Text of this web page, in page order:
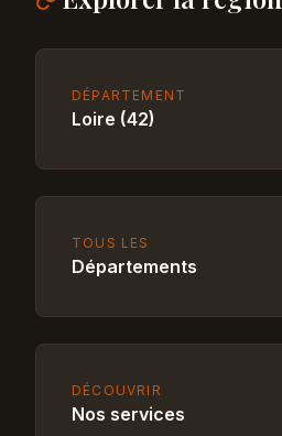
DÉPARTEMENT
Loire (42)
TOUS LES
Départements
DÉCOUVRIR
Nos services